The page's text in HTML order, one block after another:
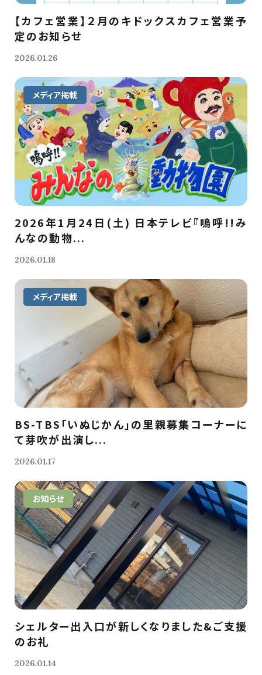
【カフェ営業】２月のキドックスカフェ営業予
定のお知らせ
2026.01.26
メディア掲載
2026年1月24日(土) 日本テレビ『嗚呼!!み
んなの動物...
2026.01.18
メディア掲載
BS-TBS「いぬじかん」の里親募集コーナーに
て芽吹が出演し...
2026.01.17
お知らせ
シェルター出入口が新しくなりました&ご支援
のお礼
2026.01.14